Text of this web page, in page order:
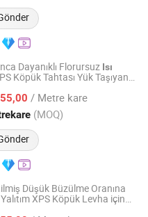
Dayanıklı Florursuz Isı
Köpük Tahtası Yük Taşıyan
/ Metre kare
(MOQ)
Materials Co., Ltd.
2026
Düşük Büzülme Oranına
Yalıtım XPS Köpük Levha için
Materials Co., Ltd.